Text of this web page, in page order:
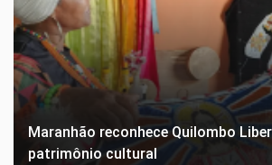
Maranhão reconhece Quilombo
patrimônio cultural